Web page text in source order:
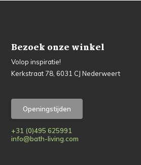
Bezoek onze winkel
Volop inspiratie!
Kerkstraat 78, 6031 CJ Nederweert
Openingstijden
+31 (0)495 625991
info@bath-living.com